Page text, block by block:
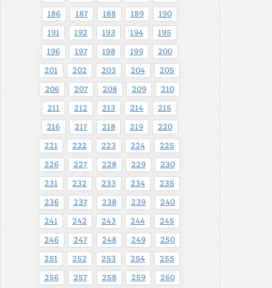
186 187 188 189 190
191 192 193 194 195
196 197 198 199 200
201 202 203 204 205
206 207 208 209 210
211 212 213 214 215
216 217 218 219 220
221 222 223 224 225
226 227 228 229 230
231 232 233 234 235
236 237 238 239 240
241 242 243 244 245
246 247 248 249 250
251 252 253 254 255
256 257 258 259 260